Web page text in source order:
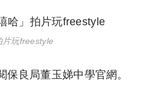
片玩freestyle
保良局董玉娣中學官網。